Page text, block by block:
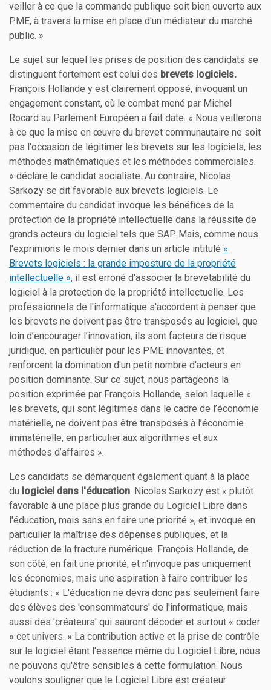
veiller à ce que la commande publique soit bien ouverte aux
PME, à travers la mise en place d'un médiateur du marché
public. »
Le sujet sur lequel les prises de position des candidats se
distinguent fortement est celui des brevets logiciels.
François Hollande y est clairement opposé, invoquant un
engagement constant, où le combat mené par Michel
Rocard au Parlement Européen a fait date. « Nous veillerons
à ce que la mise en œuvre du brevet communautaire ne soit
pas l'occasion de légitimer les brevets sur les logiciels, les
méthodes mathématiques et les méthodes commerciales.
» déclare le candidat socialiste. Au contraire, Nicolas
Sarkozy se dit favorable aux brevets logiciels. Le
commentaire du candidat invoque les bénéfices de la
protection de la propriété intellectuelle dans la réussite de
grands acteurs du logiciel tels que SAP. Mais, comme nous
l'exprimions le mois dernier dans un article intitulé «
Brevets logiciels : la grande imposture de la propriété
intellectuelle », il est erroné d'associer la brevetabilité du
logiciel à la protection de la propriété intellectuelle. Les
professionnels de l'informatique s'accordent à penser que
les brevets ne doivent pas être transposés au logiciel, que
loin d’encourager l’innovation, ils sont facteurs de risque
juridique, en particulier pour les PME innovantes, et
renforcent la domination d'un petit nombre d'acteurs en
position dominante. Sur ce sujet, nous partageons la
position exprimée par François Hollande, selon laquelle «
les brevets, qui sont légitimes dans le cadre de l’économie
matérielle, ne doivent pas être transposés à l’économie
immatérielle, en particulier aux algorithmes et aux
méthodes d’affaires ».
Les candidats se démarquent également quant à la place
du logiciel dans l'éducation. Nicolas Sarkozy est « plutôt
favorable à une place plus grande du Logiciel Libre dans
l'éducation, mais sans en faire une priorité », et invoque en
particulier la maîtrise des dépenses publiques, et la
réduction de la fracture numérique. François Hollande, de
son côté, en fait une priorité, et n'invoque pas uniquement
les économies, mais une aspiration à faire contribuer les
étudiants : « L'éducation ne devra donc pas seulement faire
des élèves des 'consommateurs' de l'informatique, mais
aussi des 'créateurs' qui sauront décoder et surtout « coder
» cet univers. » La contribution active et la prise de contrôle
sur le logiciel étant l'essence même du Logiciel Libre, nous
ne pouvons qu'être sensibles à cette formulation. Nous
voulons souligner que le Logiciel Libre est créateur